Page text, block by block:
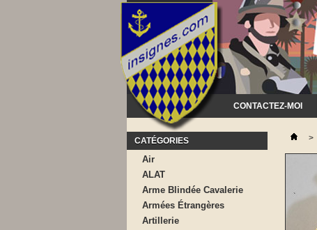
CONTACTEZ-MOI
CATÉGORIES
Air
ALAT
Arme Blindée Cavalerie
Armées Étrangères
Artillerie
>